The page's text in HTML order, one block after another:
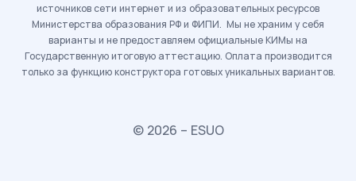
источников сети интернет и из образовательных ресурсов
Министерства образования РФ и ФИПИ. Мы не храним у себя
варианты и не предоставляем официальные КИМы на
Государственную итоговую аттестацию. Оплата производится
только за функцию конструктора готовых уникальных вариантов.
© 2026 – ESUO